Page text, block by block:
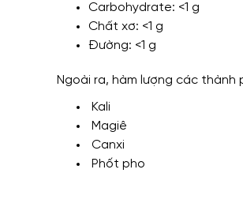
Carbohydrate: <1 g
Chất xơ: <1 g
Đường: <1 g
Ngoài ra, hàm lượng các
Kali
Magiê
Canxi
Phốt pho